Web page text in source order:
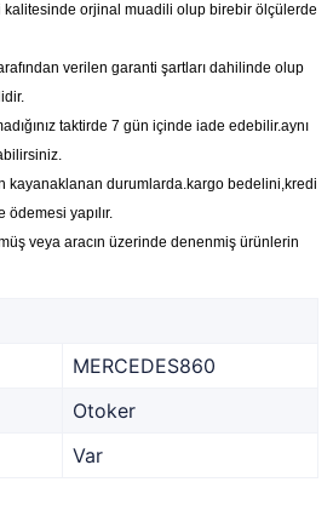
kalitesinde orjinal muadili olup birebir ölçülerde
verilen garanti şartları dahilinde olup
taktirde 7 gün içinde iade edebilir.aynı
kayanaklanan durumlarda.kargo bedelini,kredi
yapılır.
veya aracın üzerinde denenmiş ürünlerin
MERCEDES860
Otoker
Var